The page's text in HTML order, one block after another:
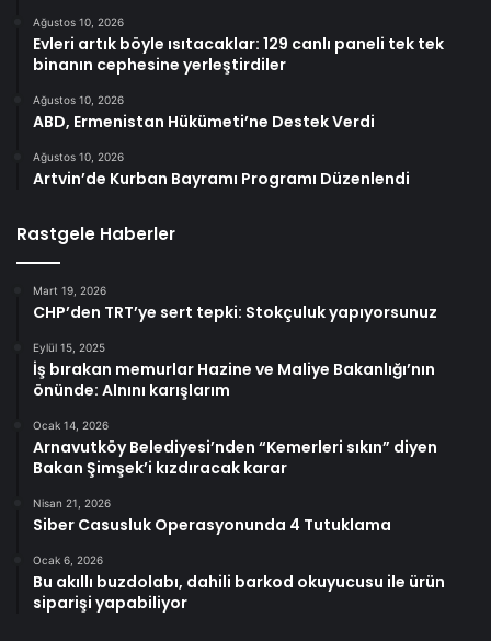
Ağustos 10, 2026
Evleri artık böyle ısıtacaklar: 129 canlı paneli tek tek
binanın cephesine yerleştirdiler
Ağustos 10, 2026
ABD, Ermenistan Hükümeti’ne Destek Verdi
Ağustos 10, 2026
Artvin’de Kurban Bayramı Programı Düzenlendi
Rastgele Haberler
Mart 19, 2026
CHP’den TRT’ye sert tepki: Stokçuluk yapıyorsunuz
Eylül 15, 2025
İş bırakan memurlar Hazine ve Maliye Bakanlığı’nın
önünde: Alnını karışlarım
Ocak 14, 2026
Arnavutköy Belediyesi’nden “Kemerleri sıkın” diyen
Bakan Şimşek’i kızdıracak karar
Nisan 21, 2026
Siber Casusluk Operasyonunda 4 Tutuklama
Ocak 6, 2026
Bu akıllı buzdolabı, dahili barkod okuyucusu ile ürün
siparişi yapabiliyor